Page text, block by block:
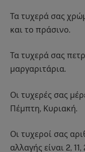
Τα τυχερά σας
και το πράσινο.
Τα τυχερά σας
μαργαριτάρια.
Οι τυχερές σας
Πέμπτη, Κυριακή.
Οι τυχεροί σας
αλλαγής είναι 2,